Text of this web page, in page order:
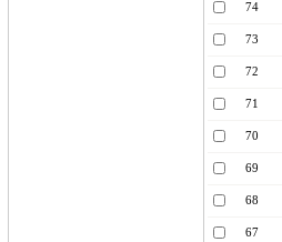
74
73
72
71
70
69
68
67